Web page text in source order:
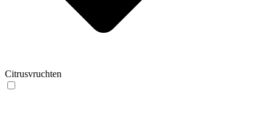
Citrusvruchten